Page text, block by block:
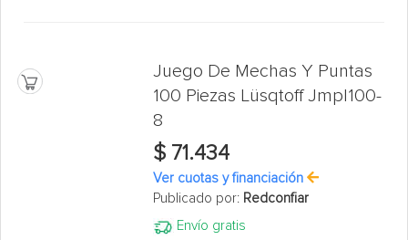
Juego De Mechas Y Puntas
100 Piezas Lüsqtoff Jmpl100-
8
$ 71.434
Ver cuotas y financiación
Publicado por: Redconfiar
Envío gratis